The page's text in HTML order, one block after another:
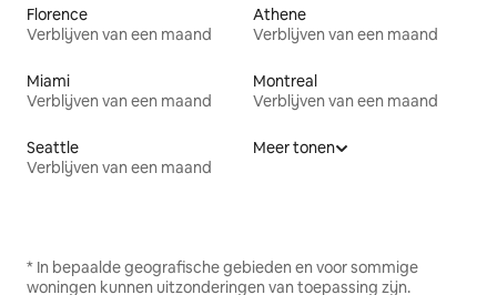
Florence
Verblijven van een maand
Athene
Verblijven van een maand
Miami
Verblijven van een maand
Montreal
Verblijven van een maand
Seattle
Verblijven van een maand
Meer tonen
* In bepaalde geografische gebieden en voor sommige
woningen kunnen uitzonderingen van toepassing zijn.